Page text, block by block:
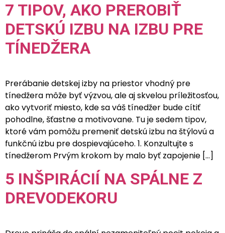
7 TIPOV, AKO PREROBIŤ
DETSKÚ IZBU NA IZBU PRE
TÍNEDŽERA
Prerábanie detskej izby na priestor vhodný pre
tínedžera môže byť výzvou, ale aj skvelou príležitosťou,
ako vytvoriť miesto, kde sa váš tínedžer bude cítiť
pohodlne, šťastne a motivovane. Tu je sedem tipov,
ktoré vám pomôžu premeniť detskú izbu na štýlovú a
funkčnú izbu pre dospievajúceho. 1. Konzultujte s
tínedžerom Prvým krokom by malo byť zapojenie […]
5 INŠPIRÁCIÍ NA SPÁLNE Z
DREVODEKORU